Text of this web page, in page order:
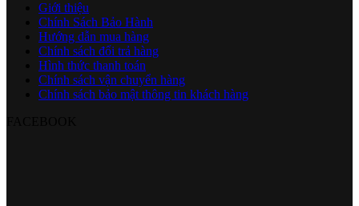
Giới thiệu
Chính Sách Bảo Hành
Hướng dẫn mua hàng
Chính sách đổi trả hàng
Hình thức thanh toán
Chính sách vận chuyển hàng
Chính sách bảo mật thông tin khách hàng